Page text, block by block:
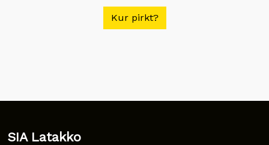
Kur pirkt?
SIA Latakko